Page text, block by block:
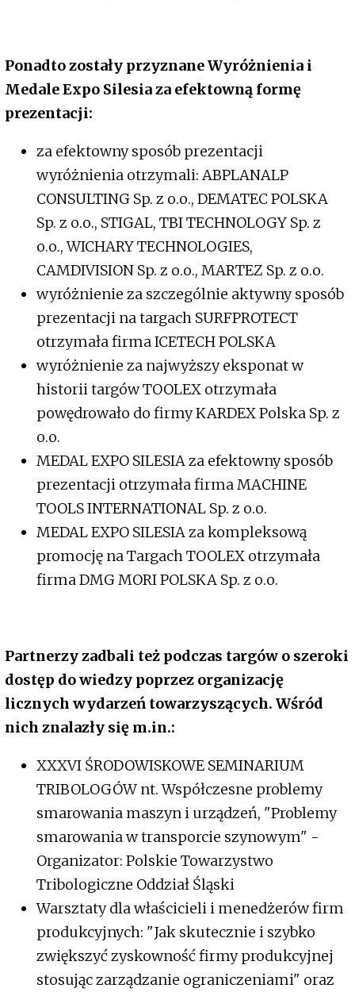
Ponadto zostały przyznane Wyróżnienia i
Medale Expo Silesia za efektowną formę
prezentacji:
za efektowny sposób prezentacji
wyróżnienia otrzymali: ABPLANALP
CONSULTING Sp. z o.o., DEMATEC POLSKA
Sp. z o.o., STIGAL, TBI TECHNOLOGY Sp. z
o.o., WICHARY TECHNOLOGIES,
CAMDIVISION Sp. z o.o., MARTEZ Sp. z o.o.
wyróżnienie za szczególnie aktywny sposób
prezentacji na targach SURFPROTECT
otrzymała firma ICETECH POLSKA
wyróżnienie za najwyższy eksponat w
historii targów TOOLEX otrzymała
powędrowało do firmy KARDEX Polska Sp. z
o.o.
MEDAL EXPO SILESIA za efektowny sposób
prezentacji otrzymała firma MACHINE
TOOLS INTERNATIONAL Sp. z o.o.
MEDAL EXPO SILESIA za kompleksową
promocję na Targach TOOLEX otrzymała
firma DMG MORI POLSKA Sp. z o.o.
Partnerzy zadbali też podczas targów o szeroki
dostęp do wiedzy poprzez organizację
licznych wydarzeń towarzyszących. Wśród
nich znalazły się m.in.:
XXXVI ŚRODOWISKOWE SEMINARIUM
TRIBOLOGÓW nt. Współczesne problemy
smarowania maszyn i urządzeń, "Problemy
smarowania w transporcie szynowym" -
Organizator: Polskie Towarzystwo
Tribologiczne Oddział Śląski
Warsztaty dla właścicieli i menedżerów firm
produkcyjnych: "Jak skutecznie i szybko
zwiększyć zyskowność firmy produkcyjnej
stosując zarządzanie ograniczeniami" oraz